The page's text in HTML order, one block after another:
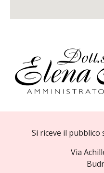
Si riceve il
Via